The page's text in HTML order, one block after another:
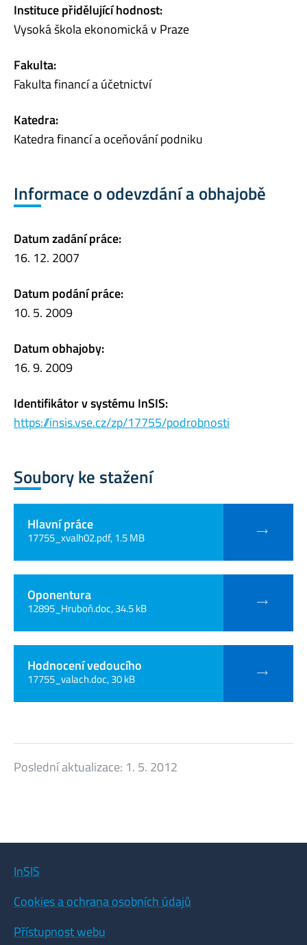
Instituce přidělující hodnost:
Vysoká škola ekonomická v Praze
Fakulta:
Fakulta financí a účetnictví
Katedra:
Katedra financí a oceňování podniku
Informace o odevzdání a obhajobě
Datum zadání práce:
16. 12. 2007
Datum podání práce:
10. 5. 2009
Datum obhajoby:
16. 9. 2009
Identifikátor v systému InSIS:
https://insis.vse.cz/zp/17755/podrobnosti
Soubory ke stažení
Hlavní práce
17755_xvalh02.pdf, 1.5 MB
Oponentura
12895_Hruboň.doc, 34.5 kB
Hodnocení vedoucího
17755_valach.doc, 30 kB
Poslední aktualizace: 1. 5. 2012
InSIS
Cookies a ochrana osobních údajů
Přístupnost webu